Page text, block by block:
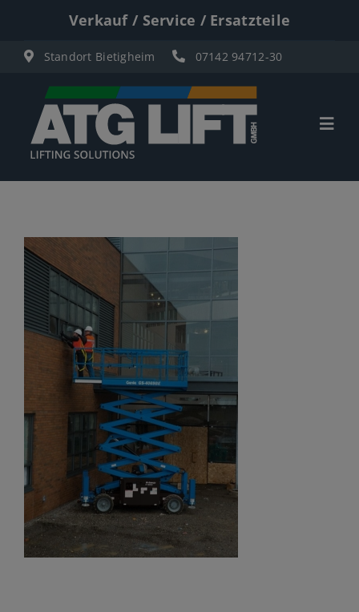
springen
Verkauf / Service / Ersatzteile
Standort Bietigheim 07142 94712-30
Materiallifte
Personenlifte
Elektro Scherenbühnen
Gelenkteleskopbühnen
Teleskopbühnen
Ersatzteil Anfrage
Beratung